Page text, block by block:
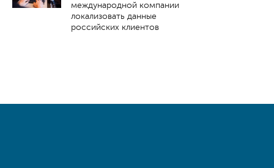
международной компании
локализовать данные
российских клиентов